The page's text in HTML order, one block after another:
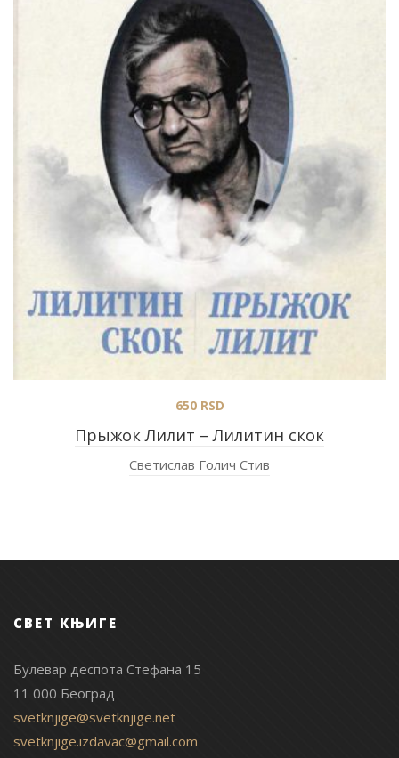
Прыжок Лилит – Лилитин скок
650RSD
Светислав Голич Стив
СВЕТ КЊИГЕ
Булевар деспота Стефана 15
11 000 Београд
svetknjige@svetknjige.net
svetknjige.izdavac@gmail.com